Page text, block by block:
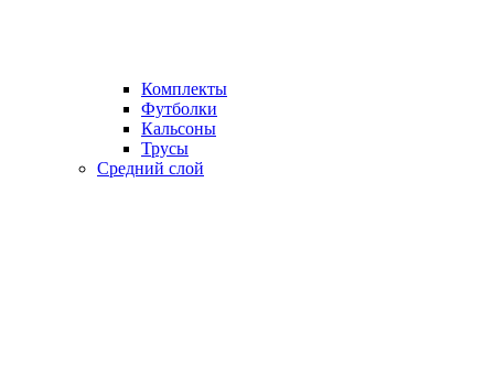
Комплекты
Футболки
Кальсоны
Трусы
Средний слой